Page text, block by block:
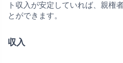
ト収入が安定していれば、親権
とができます。
収入